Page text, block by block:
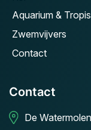
Aquarium &
Zwemvijvers
Contact
Contact
De Watermolen